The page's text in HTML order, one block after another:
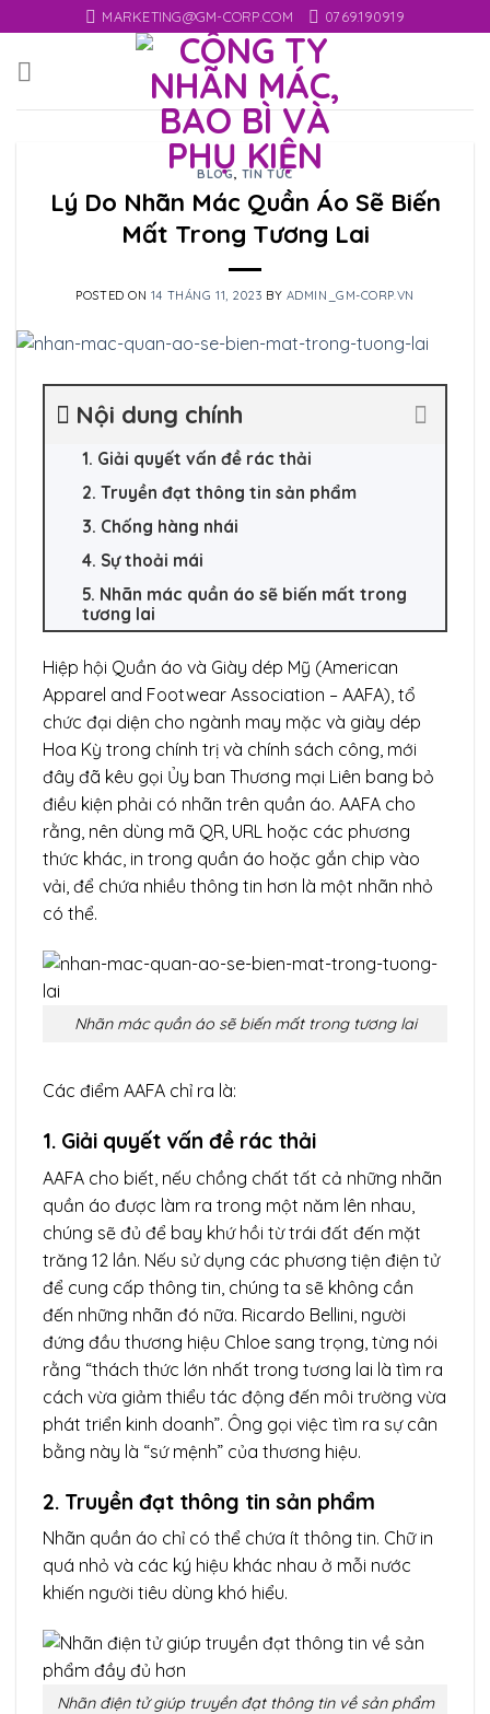
to
content
MARKETING@GM-CORP.COM 0769.190919
BLOG, TIN TỨC
Lý Do Nhãn Mác Quần Áo Sẽ Biến
Mất Trong Tương Lai
POSTED ON 14 THÁNG 11, 2023 BY ADMIN_GM-CORP.VN
Nội dung chính
1. Giải quyết vấn đề rác thải
2. Truyền đạt thông tin sản phẩm
3. Chống hàng nhái
4. Sự thoải mái
5. Nhãn mác quần áo sẽ biến mất trong
tương lai
Hiệp hội Quần áo và Giày dép Mỹ (American
Apparel and Footwear Association – AAFA), tổ
chức đại diện cho ngành may mặc và giày dép
Hoa Kỳ trong chính trị và chính sách công, mới
đây đã kêu gọi Ủy ban Thương mại Liên bang bỏ
điều kiện phải có nhãn trên quần áo. AAFA cho
rằng, nên dùng mã QR, URL hoặc các phương
thức khác, in trong quần áo hoặc gắn chip vào
vải, để chứa nhiều thông tin hơn là một nhãn nhỏ
có thể.
Nhãn mác quần áo sẽ biến mất trong tương lai
Các điểm AAFA chỉ ra là:
1. Giải quyết vấn đề rác thải
AAFA cho biết, nếu chồng chất tất cả những nhãn
quần áo được làm ra trong một năm lên nhau,
chúng sẽ đủ để bay khứ hồi từ trái đất đến mặt
trăng 12 lần. Nếu sử dụng các phương tiện điện tử
để cung cấp thông tin, chúng ta sẽ không cần
đến những nhãn đó nữa. Ricardo Bellini, người
đứng đầu thương hiệu Chloe sang trọng, từng nói
rằng “thách thức lớn nhất trong tương lai là tìm ra
cách vừa giảm thiểu tác động đến môi trường vừa
phát triển kinh doanh”. Ông gọi việc tìm ra sự cân
bằng này là “sứ mệnh” của thương hiệu.
2. Truyền đạt thông tin sản phẩm
Nhãn quần áo chỉ có thể chứa ít thông tin. Chữ in
quá nhỏ và các ký hiệu khác nhau ở mỗi nước
khiến người tiêu dùng khó hiểu.
Nhãn điện tử giúp truyền đạt thông tin về sản phẩm